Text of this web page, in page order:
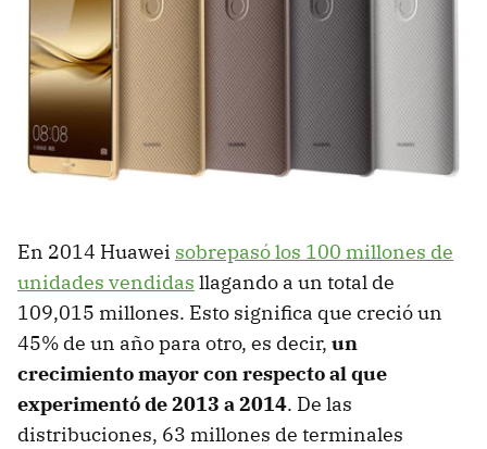
En 2014 Huawei sobrepasó los 100 millones de
unidades vendidas llagando a un total de
109,015 millones. Esto significa que creció un
45% de un año para otro, es decir, un
crecimiento mayor con respecto al que
experimentó de 2013 a 2014. De las
distribuciones, 63 millones de terminales